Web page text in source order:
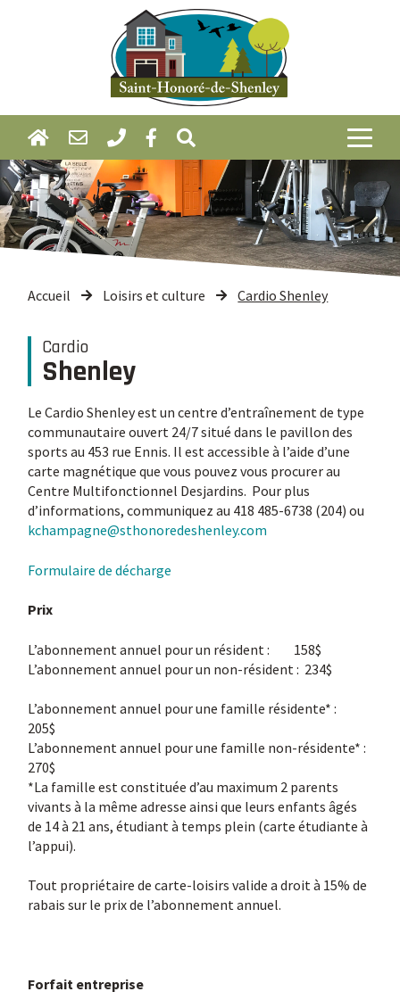
Accueil Loisirs et culture Cardio Shenley
Cardio
Shenley
Le Cardio Shenley est un centre d’entraînement de type
communautaire ouvert 24/7 situé dans le pavillon des
sports au 453 rue Ennis. Il est accessible à l’aide d’une
carte magnétique que vous pouvez vous procurer au
Centre Multifonctionnel Desjardins. Pour plus
d’informations, communiquez au 418 485-6738 (204) ou
kchampagne@sthonoredeshenley.com
Formulaire de décharge
Prix
L’abonnement annuel pour un résident : 158$
L’abonnement annuel pour un non-résident : 234$
L’abonnement annuel pour une famille résidente* :
205$
L’abonnement annuel pour une famille non-résidente* :
270$
*La famille est constituée d’au maximum 2 parents
vivants à la même adresse ainsi que leurs enfants âgés
de 14 à 21 ans, étudiant à temps plein (carte étudiante à
l’appui).
Tout propriétaire de carte-loisirs valide a droit à 15% de
rabais sur le prix de l’abonnement annuel.
Forfait entreprise